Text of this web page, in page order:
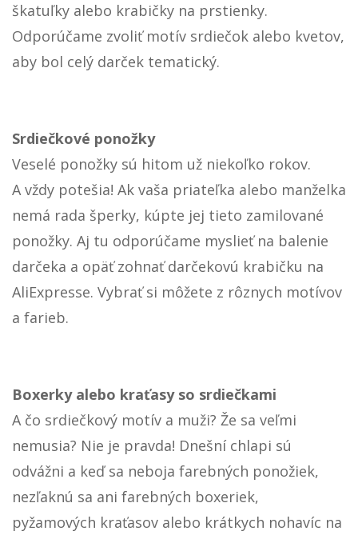
škatuľky alebo krabičky na prstienky.
Odporúčame zvoliť motív srdiečok alebo kvetov,
aby bol celý darček tematický.
Srdiečkové ponožky
Veselé ponožky sú hitom už niekoľko rokov.
A vždy potešia! Ak vaša priateľka alebo manželka
nemá rada šperky, kúpte jej tieto zamilované
ponožky. Aj tu odporúčame myslieť na balenie
darčeka a opäť zohnať darčekovú krabičku na
AliExpresse. Vybrať si môžete z rôznych motívov
a farieb.
Boxerky alebo kraťasy so srdiečkami
A čo srdiečkový motív a muži? Že sa veľmi
nemusia? Nie je pravda! Dnešní chlapi sú
odvážni a keď sa neboja farebných ponožiek,
nezľaknú sa ani farebných boxeriek,
pyžamových kraťasov alebo krátkych nohavíc na